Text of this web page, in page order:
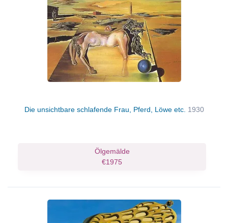
Die unsichtbare schlafende Frau, Pferd, Löwe etc. 1930
Ölgemälde
€1975